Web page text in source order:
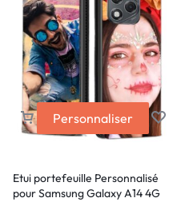
Personnaliser
Etui portefeuille Personnalisé
pour Samsung Galaxy A14 4G